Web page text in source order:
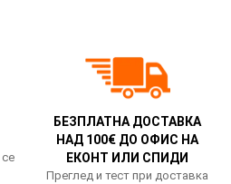
БЕЗПЛАТНА ДОСТАВКА
НАД 100€ ДО ОФИС НА
ЕКОНТ ИЛИ СПИДИ
Преглед и тест при доставка